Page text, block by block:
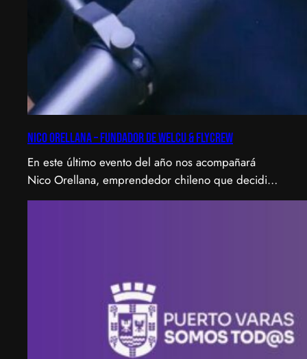
Nico Orellana – Fundador de Welcu & Flycrew
En este último evento del año nos acompañará
Nico Orellana, emprendedor chileno que decidió
no ser gerente, sino constructor de impacto.
acelerada por 500 Startups en Silicon Valley.